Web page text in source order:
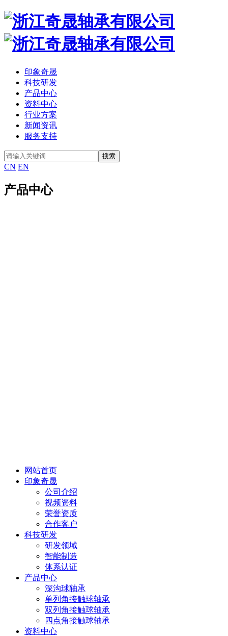
印象奇晟
科技研发
产品中心
资料中心
行业方案
新闻资讯
服务支持
CN EN
产品中心
网站首页
印象奇晟
公司介绍
视频资料
荣誉资质
合作客户
科技研发
研发领域
智能制造
体系认证
产品中心
深沟球轴承
单列角接触球轴承
双列角接触球轴承
四点角接触球轴承
资料中心